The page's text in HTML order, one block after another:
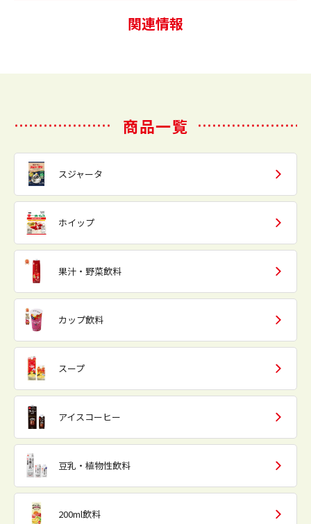
関連情報
商品一覧
スジャータ
ホイップ
果汁・野菜飲料
カップ飲料
スープ
アイスコーヒー
豆乳・植物性飲料
200ml飲料